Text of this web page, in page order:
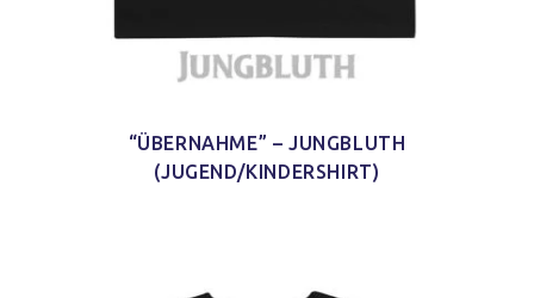
“ÜBERNAHME” – JUNGBLUTH
(JUGEND/KINDERSHIRT)